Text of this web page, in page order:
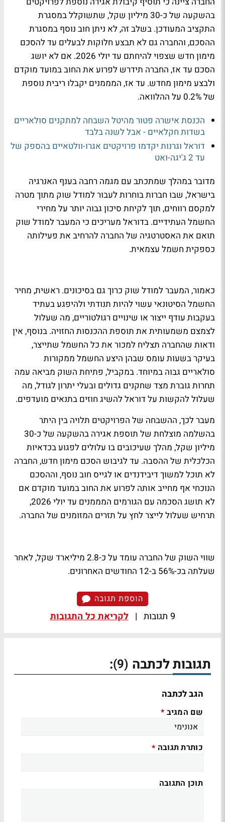
בהשקעה של כ-30 מיליון שקל, שתשוקלל במסגרת
התקציב המעודכן. בשלב זה, לא ניתן חוב נוסף במסגרת
ההסכם, והחברה גם לא תבצע חלוקות לבעלים עד להסכם
מימון חדש שצפוי להיחתם עד יולי 2026. אם לא יושג
הסכם עד אז, החברה תידרש לפרוע את החוב במועד מוקדם
ולבצע מימון מחדש. עד אז, המממנים יקבלו ריבית נוספת
של 0.2% על ההלוואה.
הכנסת אישרה פטור מהיטל השבחה למתקנים סולאריים
בשדות חקלאיים - אבל לשנה בלבד
דוראל וגרנות יקדמו פרויקטים אגרו-וולטאיים בהספק של
עד 2 ג'יגה-ואט
מדובר במהלך שמתכתב עם מגמה רחבה בענף האנרגיה
בישראל, שבו חברות בוחרות לעבור למודל שוק מתוך מטרה
למקסם רווחים, תוך לקיחת סיכון גבוה יותר על מחירי
החשמל העתידיים. בדוראל מעריכים כי המעבר למודל שוק
תואם את האסטרטגיה של החברה להרחיב את פעילותה
כספקית חשמל עצמאית.
כאמור, המעבר למודל שוק כרוך גם בסיכונים. ראשית, מחיר
החשמל הסיטונאי עשוי להיות תנודתי ולהיפגע בעתיד
בעקבות עודף ייצור או שינויים רגולטוריים, מה שעלול
לצמצם משמעותית את תוספת ההכנסות החזויה. בנוסף, אין
ודאות שהחברה תצליח למכור את כל החשמל שתייצר,
בעיקר בשעות עומס שבהן היצע החשמל ממקורות
סולאריים גבוה במיוחד. במקביל, פתיחת השוק מביאה עמה
תחרות גוברת מצד שחקנים גדולים ובעלי יתרון לגודל, מה
שעלול להקשות על דוראל להשיג חוזים בתנאים מועדפים.
מעבר לכך, ההשבחה של הפרויקטים תלויה בין היתר
בהשלמה מוצלחת של תוספת אגירה בהשקעה של כ-30
מיליון שקל, מהלך שעיכובים בו עלולים לפגוע בכדאיות
הכלכלית של ההסבה. עד לגיבוש הסכם מימון חדש, החברה
לא תוכל למשוך דיבידנדים או לגייס חוב נוסף, וההסכם
הנוכחי אף מחייב אותה לפרוע את החוב במועד מוקדם אם
לא תושג הסכמה עם הגורמים המממנים עד יולי 2026,
תרחיש שעלול לייצר לחץ על תזרים המזומנים של החברה.
שווי השוק של החברה עומד על כ-2.8 מיליארד שקל, לאחר
שעלתה בכ-56% ב-12 החודשים האחרונים.
הוספת תגובה
9 תגובות | לקריאת כל התגובות
תגובות לכתבה (9)
:
הגב לכתבה
שם המגיב *
כותרת תגובה *
תוכן התגובה